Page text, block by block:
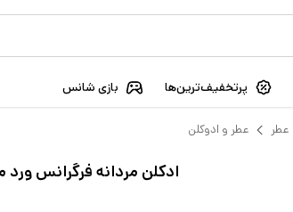
پرتخفیف‌ترین‌ها بازی شانس
عطر عطر و ادوکلن
ادکلن مردانه فرگرانس ورد مدل